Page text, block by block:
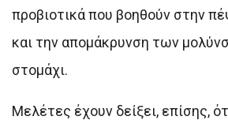
προβιοτικά που βοηθούν στην
και την απομάκρυνση των
στομάχι.
Μελέτες έχουν δείξει, επίσης,